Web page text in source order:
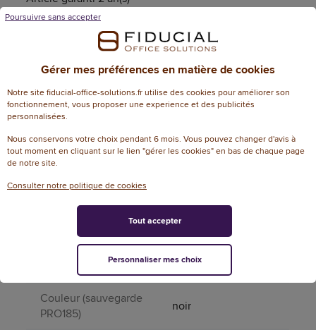
Caractéristiques techniques
Informations génériques
Référence
138361
Référence fabricant
Dimensions
2
Attributs spécifiques
Couleur (sauvegarde
PRO185)
noir
Gérer mes préférences en matière de cookies
Notre site fiducial-office-solutions.fr utilise des cookies pour améliorer son
fonctionnement, vous proposer une experience et des publicités
personnalisées.
Nous conservons votre choix pendant 6 mois. Vous pouvez changer d'avis à
tout moment en cliquant sur le lien "gérer les cookies" en bas de chaque page
de notre site.
Consulter notre politique de cookies
Poursuivre sans accepter
Personnaliser mes choix
Tout accepter